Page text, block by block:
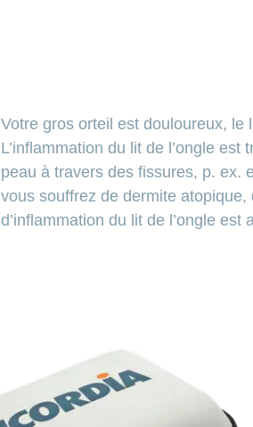
Votre gros orteil est douloureux, le
L’inflammation du lit de l’ongle
peau à travers des fissures, p. ex.
vous souffrez de dermite atopique,
d’inflammation du lit de l’ongle est